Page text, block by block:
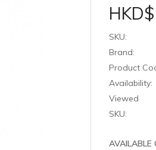
SKU:
Brand:
Product
Availability:
Viewed
SKU:
AVAILABLE